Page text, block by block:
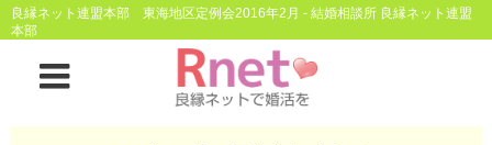
良縁ネット連盟本部 東海地区定例会2016年2月 - 結婚相談所 良縁ネット連盟
本部